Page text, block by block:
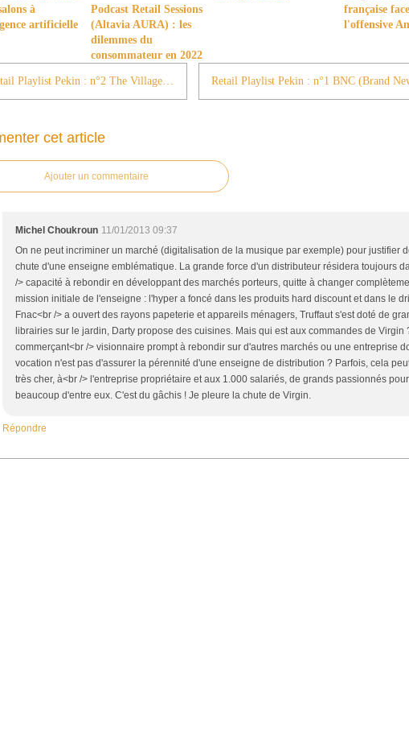
à
artificielle
Podcast Retail Sessions
(Altavia AURA) : les
dilemmes du
consommateur en 2022
française
l'offensive
Retail Playlist Pekin : n°2 The Village, centre commercial nouvelle génération
cet article
Ajouter un commentaire
Michel Choukroun 11/01/2013 09:37
On ne peut incriminer un marché (digitalisation de la musique par exemple) pour justifier
chute d'une enseigne emblématique. La grande force d'un distributeur résidera toujours
/> capacité à rebondir en développant des marchés porteurs, quitte à changer
mission initiale de l'enseigne : l'hyper a foncé dans les produits hard discount et dans le
Fnac<br /> a ouvert des rayons papeterie et appareils ménagers, Truffaut s'est doté de
librairies sur le jardin, Darty propose des cuisines. Mais qui est aux commandes de Virgin
commerçant<br /> visionnaire prompt à rebondir sur d'autres marchés ou une entreprise
vocation n'est pas d'assurer la pérennité d'une enseigne de distribution ? Parfois, cela
très cher, à<br /> l'entreprise propriétaire et aux 1.000 salariés, de grands passionnés pour
beaucoup d'entre eux. C'est du gâchis ! Je pleure la chute de Virgin.
Répondre